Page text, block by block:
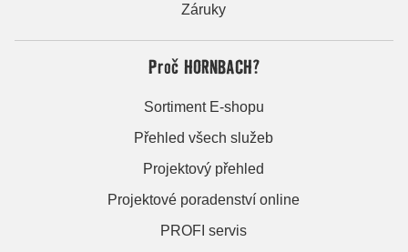
Záruky
Proč HORNBACH?
Sortiment E-shopu
Přehled všech služeb
Projektový přehled
Projektové poradenství online
PROFI servis